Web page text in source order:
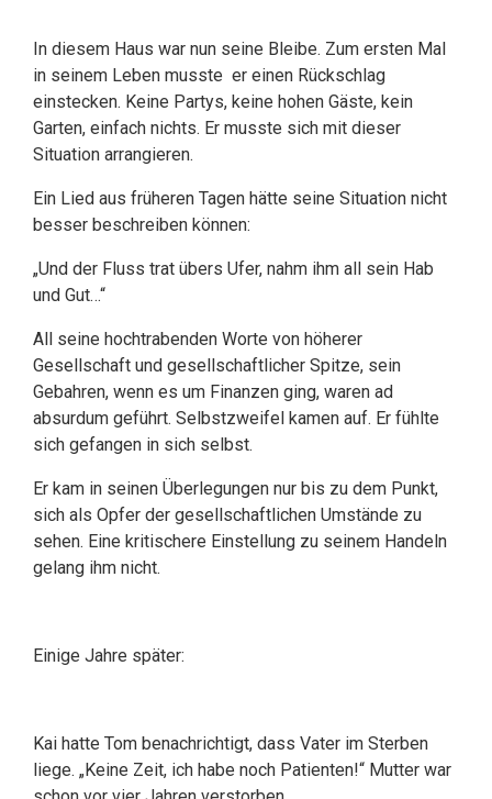
In diesem Haus war nun seine Bleibe. Zum ersten Mal
in seinem Leben musste er einen Rückschlag
einstecken. Keine Partys, keine hohen Gäste, kein
Garten, einfach nichts. Er musste sich mit dieser
Situation arrangieren.
Ein Lied aus früheren Tagen hätte seine Situation nicht
besser beschreiben können:
„Und der Fluss trat übers Ufer, nahm ihm all sein Hab
und Gut…“
All seine hochtrabenden Worte von höherer
Gesellschaft und gesellschaftlicher Spitze, sein
Gebahren, wenn es um Finanzen ging, waren ad
absurdum geführt. Selbstzweifel kamen auf. Er fühlte
sich gefangen in sich selbst.
Er kam in seinen Überlegungen nur bis zu dem Punkt,
sich als Opfer der gesellschaftlichen Umstände zu
sehen. Eine kritischere Einstellung zu seinem Handeln
gelang ihm nicht.
Einige Jahre später:
Kai hatte Tom benachrichtigt, dass Vater im Sterben
liege. „Keine Zeit, ich habe noch Patienten!“ Mutter war